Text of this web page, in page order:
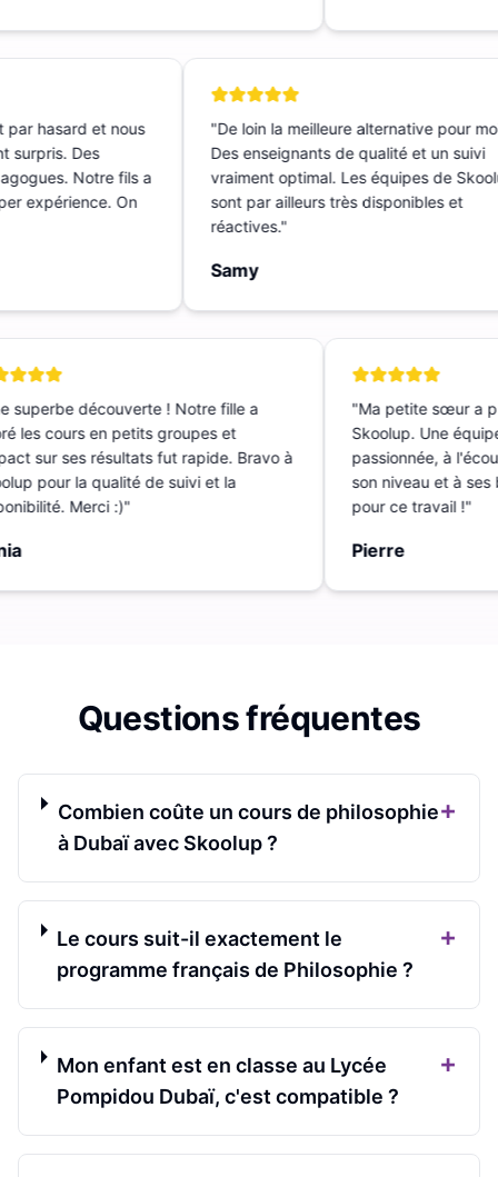
par hasard et nous
surpris. Des
Notre fils a
expérience. On
"De loin la meilleure alternative pour
Des enseignants de qualité et un suivi
vraiment optimal. Les équipes de
sont par ailleurs très disponibles et
réactives.
Samy
superbe découverte ! Notre fille a
les cours en petits groupes et
sur ses résultats fut rapide. Bravo à
pour la qualité de suivi et la
Merci :)"
Ma petite sœur a
Skoolup. Une
passionnée, à
son niveau et à ses
pour ce travail !"
Pierre
Questions fréquentes
Combien coûte un cours de philosophie
à Dubaï avec Skoolup ?
+
Le cours suit-il exactement le
programme français de Philosophie ?
+
Mon enfant est en classe au Lycée
Pompidou Dubaï, c'est compatible ?
+